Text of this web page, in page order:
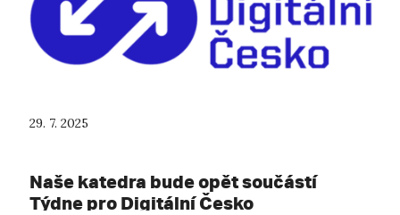
29. 7. 2025
Naše katedra bude opět součástí
Týdne pro Digitální Česko